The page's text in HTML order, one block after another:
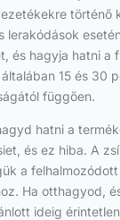
történő
lerakódások
és hagyja hatni a
15 és 30
függően.
hatni a
és ez hiba. A
a
Ha otthagyod,
ideig